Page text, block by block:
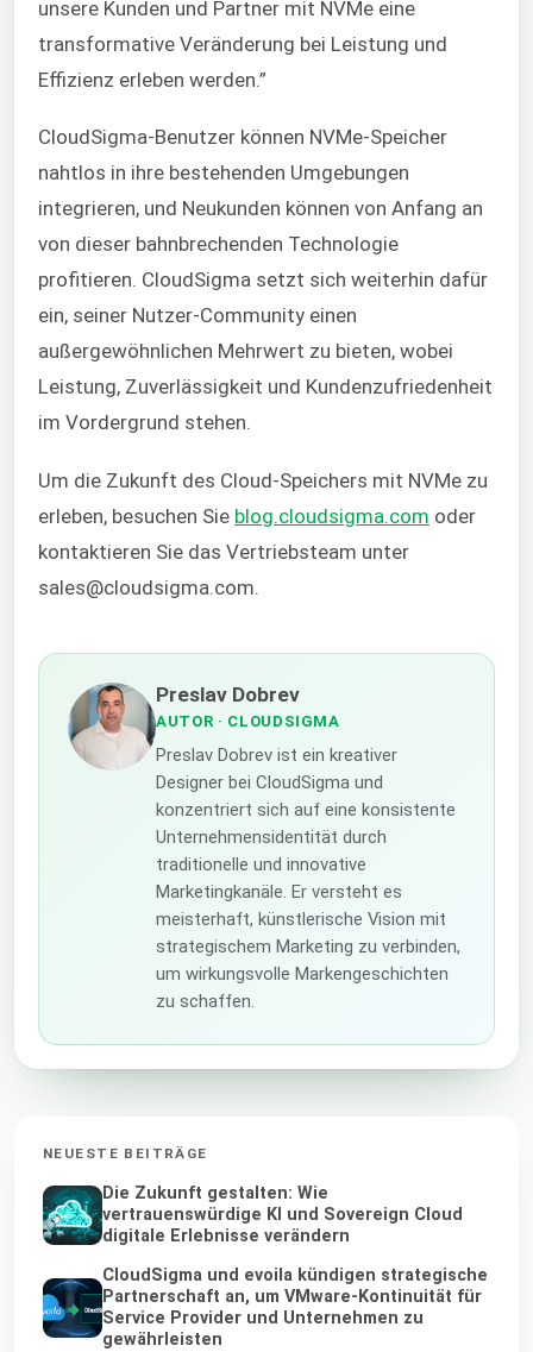
unsere Kunden und Partner mit NVMe eine
transformative Veränderung bei Leistung und
Effizienz erleben werden.”
CloudSigma-Benutzer können NVMe-Speicher
nahtlos in ihre bestehenden Umgebungen
integrieren, und Neukunden können von Anfang an
von dieser bahnbrechenden Technologie
profitieren. CloudSigma setzt sich weiterhin dafür
ein, seiner Nutzer-Community einen
außergewöhnlichen Mehrwert zu bieten, wobei
Leistung, Zuverlässigkeit und Kundenzufriedenheit
im Vordergrund stehen.
Um die Zukunft des Cloud-Speichers mit NVMe zu
erleben, besuchen Sie blog.cloudsigma.com oder
kontaktieren Sie das Vertriebsteam unter
sales@cloudsigma.com.
Preslav Dobrev
AUTOR · CLOUDSIGMA
Preslav Dobrev ist ein kreativer
Designer bei CloudSigma und
konzentriert sich auf eine konsistente
Unternehmensidentität durch
traditionelle und innovative
Marketingkanäle. Er versteht es
meisterhaft, künstlerische Vision mit
strategischem Marketing zu verbinden,
um wirkungsvolle Markengeschichten
zu schaffen.
NEUESTE BEITRÄGE
Die Zukunft gestalten: Wie
vertrauenswürdige KI und Sovereign Cloud
digitale Erlebnisse verändern
CloudSigma und evoila kündigen strategische
Partnerschaft an, um VMware-Kontinuität für
Service Provider und Unternehmen zu
gewährleisten